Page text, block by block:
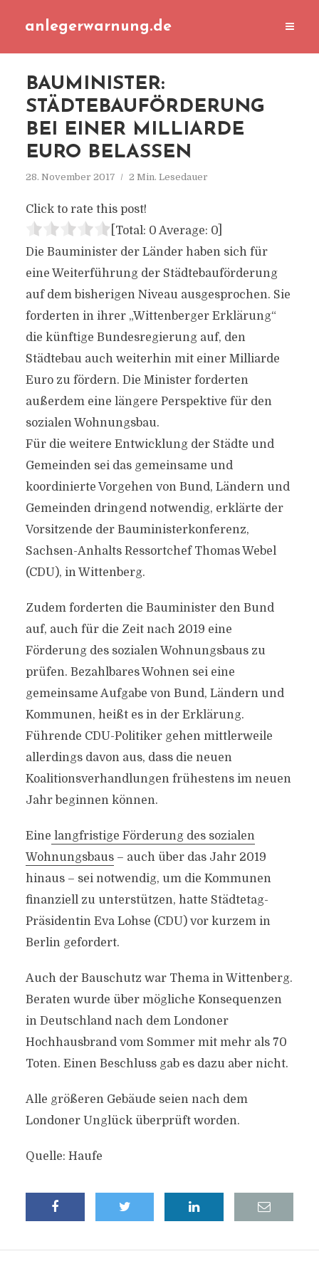
anlegerwarnung.de
BAUMINISTER:
STÄDTEBAUFÖRDERUNG
BEI EINER MILLIARDE
EURO BELASSEN
28. November 2017 2 Min. Lesedauer
Click to rate this post!
[Total: 0 Average: 0]
Die Bauminister der Länder haben sich für
eine Weiterführung der Städtebauförderung
auf dem bisherigen Niveau ausgesprochen. Sie
forderten in ihrer „Wittenberger Erklärung“
die künftige Bundesregierung auf, den
Städtebau auch weiterhin mit einer Milliarde
Euro zu fördern. Die Minister forderten
außerdem eine längere Perspektive für den
sozialen Wohnungsbau.
Für die weitere Entwicklung der Städte und
Gemeinden sei das gemeinsame und
koordinierte Vorgehen von Bund, Ländern und
Gemeinden dringend notwendig, erklärte der
Vorsitzende der Bauministerkonferenz,
Sachsen-Anhalts Ressortchef Thomas Webel
(CDU), in Wittenberg.
Zudem forderten die Bauminister den Bund
auf, auch für die Zeit nach 2019 eine
Förderung des sozialen Wohnungsbaus zu
prüfen. Bezahlbares Wohnen sei eine
gemeinsame Aufgabe von Bund, Ländern und
Kommunen, heißt es in der Erklärung.
Führende CDU-Politiker gehen mittlerweile
allerdings davon aus, dass die neuen
Koalitionsverhandlungen frühestens im neuen
Jahr beginnen können.
Eine langfristige Förderung des sozialen
Wohnungsbaus– auch über das Jahr 2019
hinaus – sei notwendig, um die Kommunen
finanziell zu unterstützen, hatte Städtetag-
Präsidentin Eva Lohse (CDU) vor kurzem in
Berlin gefordert.
Auch der Bauschutz war Thema in Wittenberg.
Beraten wurde über mögliche Konsequenzen
in Deutschland nach dem Londoner
Hochhausbrand vom Sommer mit mehr als 70
Toten. Einen Beschluss gab es dazu aber nicht.
Alle größeren Gebäude seien nach dem
Londoner Unglück überprüft worden.
Quelle: Haufe